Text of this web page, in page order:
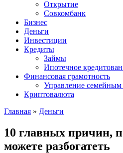
Открытие
Совкомбанк
Бизнес
Деньги
Инвестиции
Кредиты
Займы
Ипотечное
Финансовая грамотность
Управление
Криптовалюта
Главная » Деньги
10 главных причин,
можете разбогатеть